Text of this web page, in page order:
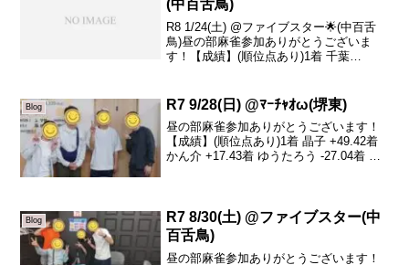
(中百舌鳥)
R8 1/24(土) @ファイブスター🌟(中百舌
鳥)昼の部麻雀参加ありがとうございま
す！【成績】(順位点あり)1着 千葉
です！おめでと...
Blog R7 9/28(日) @ﾏｰﾁｬｵω(堺東)
昼の部麻雀参加ありがとうございます！
【成績】(順位点あり)1着 晶子 +49.42着
かん介 +17.43着 ゆうたろう -27.04着 真
Blog
R7 8/30(土) @ファイブスター(中
百舌鳥)
昼の部麻雀参加ありがとうございます！